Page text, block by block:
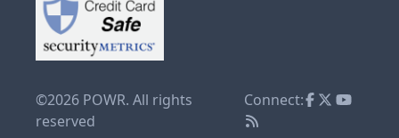
©2026 POWR. All rights
reserved
Connect: